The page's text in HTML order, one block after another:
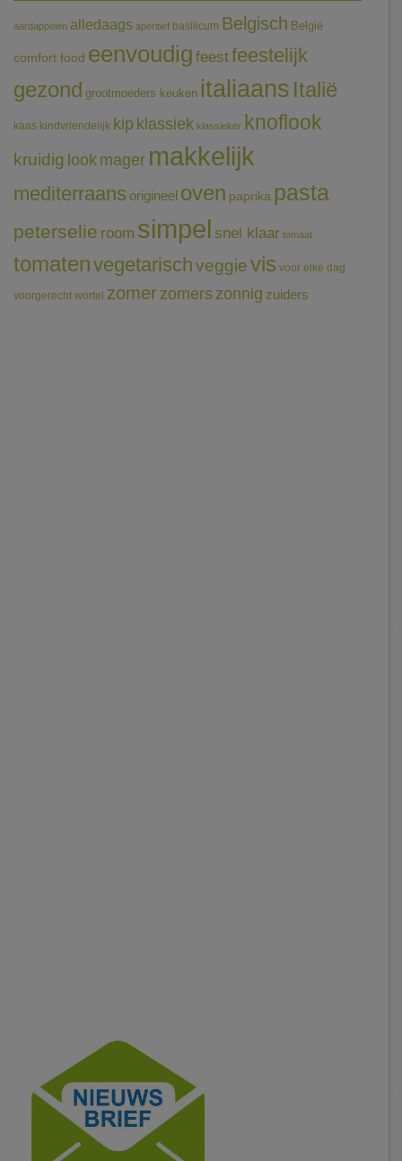
aardappelen alledaags aperitief basilicum Belgisch België
comfort food eenvoudig feestfeestelijk
gezond grootmoeders keuken italiaans Italië
kaas kindvriendelijk kip klassiek klassieker knoflook
kruidig look mager makkelijk
mediterraans origineel oven paprika pasta
peterselie room simpel snel klaar tomaat
tomatenvegetarischveggievis voor elke dag
voorgerecht wortel zomerzomerszonnig zuiders